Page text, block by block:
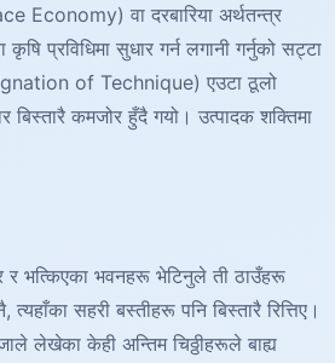
Economy) वा दरबारिया अर्थतन्त्र
प्रविधिमा सुधार गर्न लगानी गर्नुको सट्टा
of Technique) एउटा ठूलो
कमजोर हुँदै गयो। उत्पादक शक्तिमा
र भत्किएका भवनहरू भेटिनुले ती ठाउँहरू
सहरी बस्तीहरू पनि बिस्तारै रित्तिए।
लेखेका केही अन्तिम चिठ्ठीहरूले बाह्य